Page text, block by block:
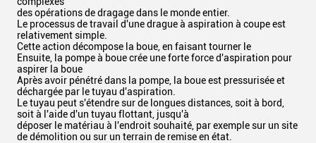
des opérations de dragage dans le monde entier.
Le processus de travail d'une drague à aspiration à coupe est
relativement simple.
Cette action décompose la boue, en faisant tourner le
Ensuite, la pompe à boue crée une forte force d'aspiration pour
aspirer la boue
Après avoir pénétré dans la pompe, la boue est pressurisée et
déchargée par le tuyau d'aspiration.
Le tuyau peut s'étendre sur de longues distances, soit à bord,
soit à l'aide d'un tuyau flottant, jusqu'à
déposer le matériau à l'endroit souhaité, par exemple sur un site
de démolition ou sur un terrain de remise en état.